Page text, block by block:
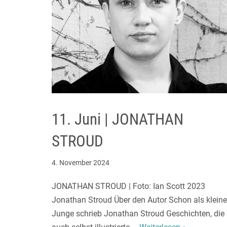
11. Juni | JONATHAN
STROUD
4. November 2024
JONATHAN STROUD | Foto: Ian Scott 2023
Jonathan Stroud Über den Autor Schon als
Junge schrieb Jonathan Stroud Geschichten, die